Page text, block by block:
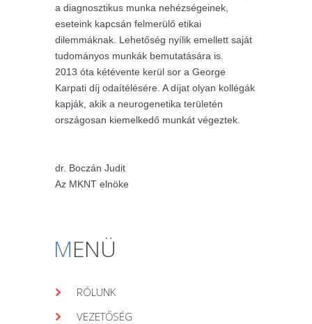
a diagnosztikus munka nehézségeinek,
eseteink kapcsán felmerülő etikai
dilemmáknak. Lehetőség nyílik emellett saját
tudományos munkák bemutatására is.
2013 óta kétévente kerül sor a George
Karpati díj odaítélésére. A díjat olyan kollégák
kapják, akik a neurogenetika területén
országosan kiemelkedő munkát végeztek.
dr. Boczán Judit
Az MKNT elnöke
MENÜ
RÓLUNK
VEZETŐSÉG